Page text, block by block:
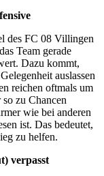
des FC 08 Villingen
Team gerade
Dazu kommt,
auslassen
reichen oftmals um
zu Chancen
wie bei anderen
ist. Das bedeutet,
zu helfen.
verpasst